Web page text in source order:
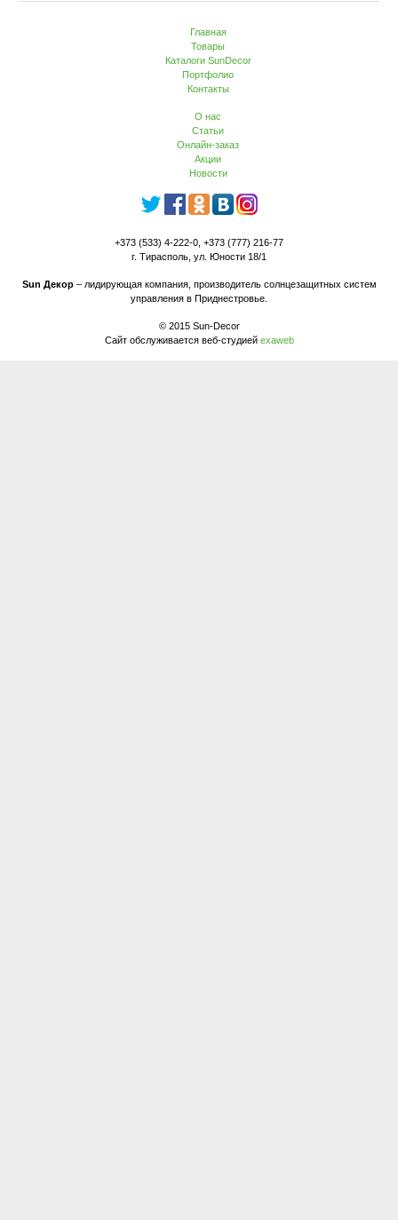
Главная
Товары
Каталоги SunDecor
Портфолио
Контакты
О нас
Статьи
Онлайн-заказ
Акции
Новости
+373 (533) 4-222-0, +373 (777) 216-77
г. Тирасполь, ул. Юности 18/1
Sun Декор– лидирующая компания, производитель солнцезащитных систем
управления в Приднестровье.
© 2015 Sun-Decor
Сайт обслуживается веб-студией exaweb